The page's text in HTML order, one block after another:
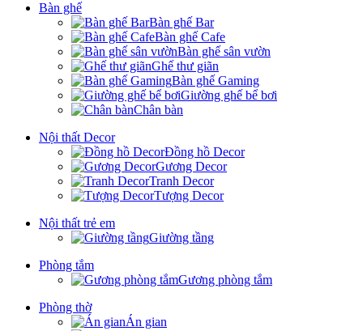
Bàn ghế
Bàn ghế Bar
Bàn ghế Cafe
Bàn ghế sân vườn
Ghế thư giãn
Bàn ghế Gaming
Giường ghế bể bơi
Chân bàn
Nội thất Decor
Đồng hồ Decor
Gương Decor
Tranh Decor
Tượng Decor
Nội thất trẻ em
Giường tầng
Phòng tắm
Gương phòng tắm
Phòng thờ
Án gian